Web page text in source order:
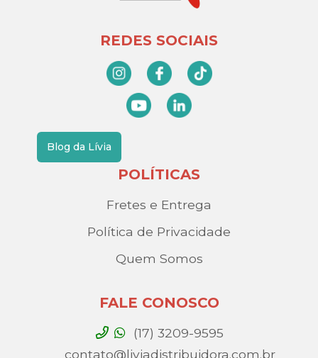
REDES SOCIAIS
Blog da Lívia
POLÍTICAS
Fretes e Entrega
Política de Privacidade
Quem Somos
FALE CONOSCO
(17) 3209-9595
contato@liviadistribuidora.com.br